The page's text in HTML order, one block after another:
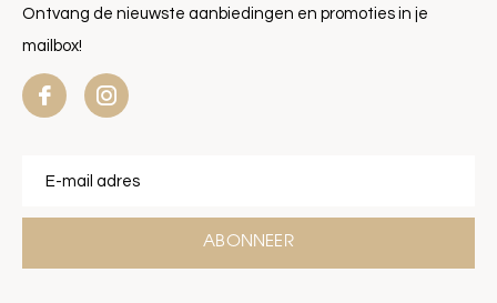
Ontvang de nieuwste aanbiedingen en promoties in je
mailbox!
ABONNEER